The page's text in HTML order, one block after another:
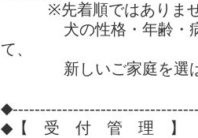
※先着順ではありま
犬の性格・年齢・病気
て、
新しいご家庭を選ば
◆【 受 付 管 理 】